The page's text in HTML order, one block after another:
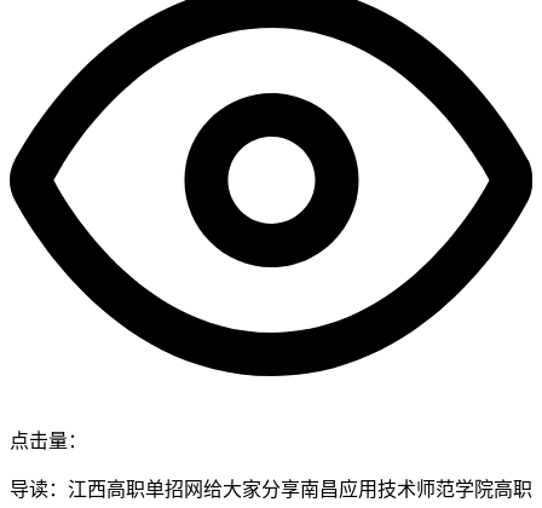
点击量：
导读：江西高职单招网给大家分享南昌应用技术师范学院高职